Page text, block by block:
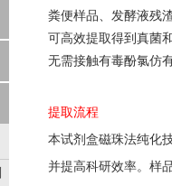
粪便样品、发酵液残
可高效提取得到真菌
无需接触有毒酚氯仿
提取流程
本试剂盒磁珠法纯化
并提高科研效率。样